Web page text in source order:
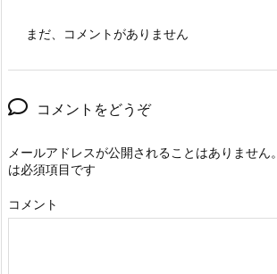
まだ、コメントがありません
コメントをどうぞ
メールアドレスが公開されることはありません。
は必須項目です
コメント